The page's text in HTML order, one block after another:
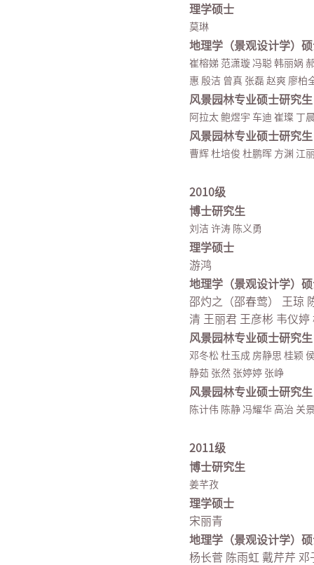
理学硕士
莫琳
地理学（景观设计学）
崔榕娣 范潇璇 冯聪 韩丽娲
惠 殷洁 曾真 张磊 赵爽 廖柏
风景园林专业硕士研究
阿拉太 鲍煜宇 车迪 崔璨 丁
风景园林专业硕士研究
曹辉 杜培俊 杜鹏晖 方渊 江
2010级
博士研究生
刘洁 许涛 陈义勇
理学硕士
游鸿
地理学（景观设计学）
邵灼之（邵春莺） 王琼
清 王丽君 王彦彬 韦仪
风景园林专业硕士研究
邓冬松 杜玉成 房静思 桂颖
静茹 张然 张婷婷 张峥
风景园林专业硕士研究
陈计伟 陈静 冯耀华 高治 关
2011级
博士研究生
姜芊孜
理学硕士
宋丽青
地理学（景观设计学）
杨长菅 陈雨虹 戴芹芹